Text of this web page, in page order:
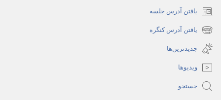
یافتن آدرس جلسه
(پنجره‌ای
جدید
می‌شود)
یافتن آدرس کنگره
(پنجره‌ای
جدید
باز
می‌شود)
جدیدترین‌ها
ویدیوها
جستجو